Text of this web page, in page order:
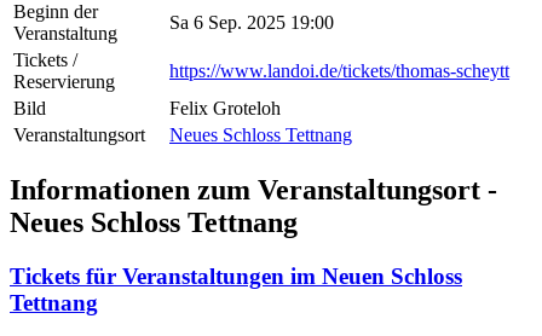
Beginn der
Veranstaltung
Sa 6 Sep. 2025 19:00
Tickets /
Reservierung
https://www.landoi.de/tickets/thomas-scheytt
Bild
Felix Groteloh
Veranstaltungsort
Neues Schloss Tettnang
Informationen zum Veranstaltungsort -
Neues Schloss Tettnang
Tickets für Veranstaltungen im Neuen Schloss
Tettnang